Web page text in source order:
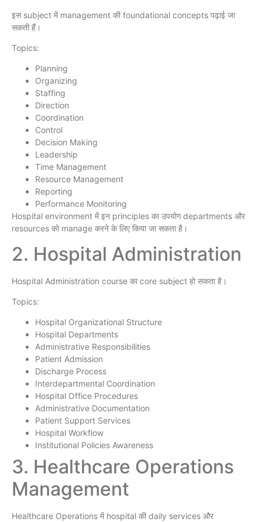
इस subject में management की foundational concepts पढ़ाई जा
सकती हैं।
Topics:
Planning
Organizing
Staffing
Direction
Coordination
Control
Decision Making
Leadership
Time Management
Resource Management
Reporting
Performance Monitoring
Hospital environment में इन principles का उपयोग departments और
resources को manage करने के लिए किया जा सकता है।
2. Hospital Administration
Hospital Administration course का core subject हो सकता है।
Topics:
Hospital Organizational Structure
Hospital Departments
Administrative Responsibilities
Patient Admission
Discharge Process
Interdepartmental Coordination
Hospital Office Procedures
Administrative Documentation
Patient Support Services
Hospital Workflow
Institutional Policies Awareness
3. Healthcare Operations
Management
Healthcare Operations में hospital की daily services और